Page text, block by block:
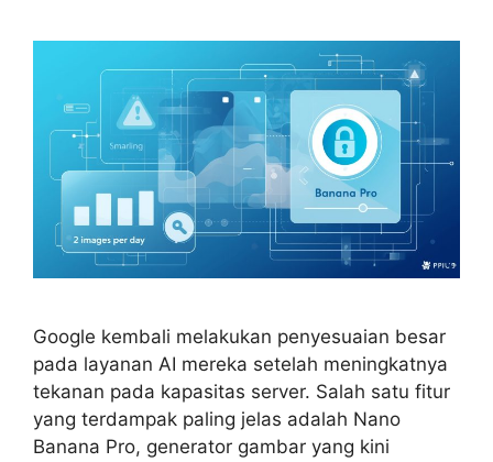
Google kembali melakukan penyesuaian besar
pada layanan AI mereka setelah meningkatnya
tekanan pada kapasitas server. Salah satu fitur
yang terdampak paling jelas adalah Nano
Banana Pro, generator gambar yang kini